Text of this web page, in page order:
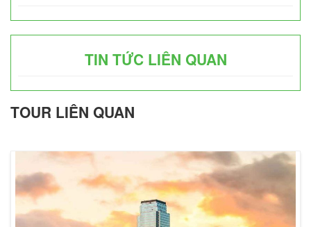
TIN TỨC LIÊN QUAN
TOUR LIÊN QUAN